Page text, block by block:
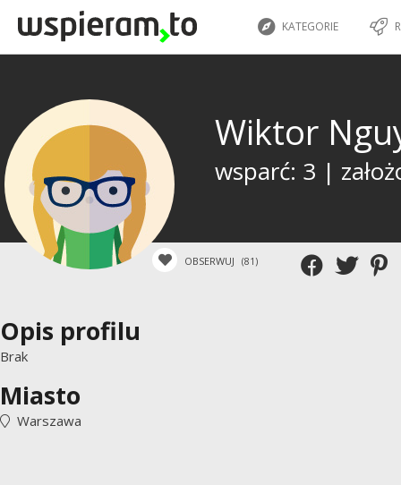
KATEGORIE
Wiktor
wsparć: 3 |
OBSERWUJ (81)
Opis profilu
Brak
Miasto
Warszawa